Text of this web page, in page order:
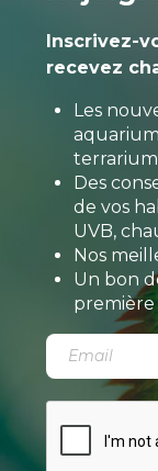
Inscrivez-
recevez
Les
Des
de vos
UVB,
Nos
Un bon